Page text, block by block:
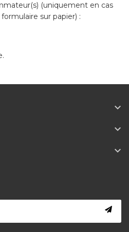
(uniquement en cas
sur papier) :


